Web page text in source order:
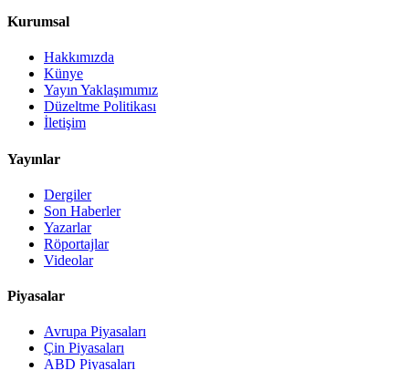
Kurumsal
Hakkımızda
Künye
Yayın Yaklaşımımız
Düzeltme Politikası
İletişim
Yayınlar
Dergiler
Son Haberler
Yazarlar
Röportajlar
Videolar
Piyasalar
Avrupa Piyasaları
Çin Piyasaları
ABD Piyasaları